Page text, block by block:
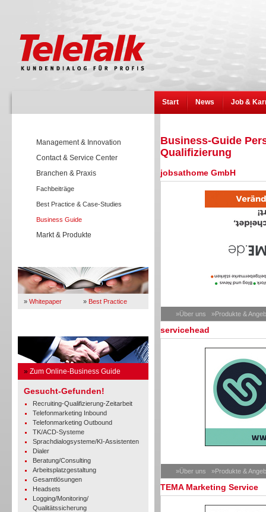
Start News Job &
Management & Innovation
Contact & Service Center
Branchen & Praxis
Fachbeiträge
Best Practice & Case-Studies
Business Guide
Markt & Produkte
» Whitepaper » Best Practice
» Zum Online-Business Guide
Gesucht-Gefunden!
Recruiting-Qualifizierung-Zeitarbeit
Telefonmarketing Inbound
Telefonmarketing Outbound
TK/ACD-Systeme
Sprachdialogsysteme/KI-Assistenten
Dialer
Beratung/Consulting
Arbeitsplatzgestaltung
Gesamtlösungen
Headsets
Logging/Monitoring/
Qualitätssicherung
Business-Guide
Qualifizierung
jobsathome GmbH
»Über uns »Produkte &
servicehead
»Über uns »Produkte &
TEMA Marketing Service